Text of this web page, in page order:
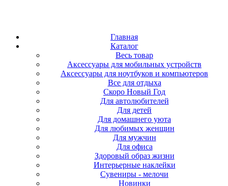
Главная
Каталог
Весь товар
Аксессуары для мобильных устройств
Аксессуары для ноутбуков и компьютеров
Все для отдыха
Скоро Новый Год
Для автолюбителей
Для детей
Для домашнего уюта
Для любимых женщин
Для мужчин
Для офиса
Здоровый образ жизни
Интерьерные наклейки
Сувениры - мелочи
Новинки